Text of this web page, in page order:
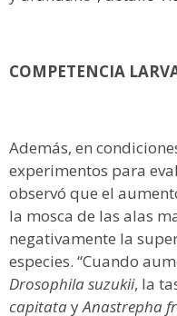
COMPETENCIA
Además, en
experimentos para
observó que el
la mosca de las alas
negativamente la
especies. “Cuando
Drosophila suzukii, la
capitatayAnastrepha